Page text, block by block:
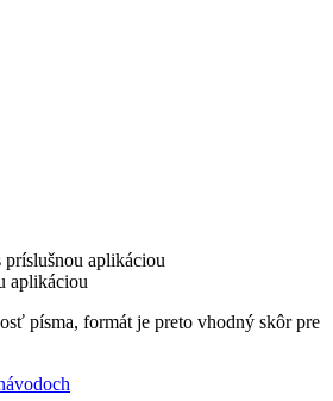
príslušnou aplikáciou
aplikáciou
písma, formát je preto vhodný skôr pre